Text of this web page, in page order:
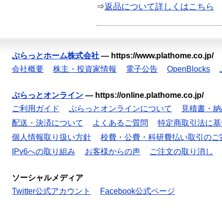
⇒返品について詳しくはこちら
ぷらっとホーム株式会社 — https://www.plathome.co.jp/
会社概要
株主・投資家情報 電子公告 OpenBlocks
ぷらっとオンライン — https://online.plathome.co.jp/
ご利用ガイド
ぷらっとオンラインについて
見積書・
配送・決済について
よくあるご質問
特定商取引法に
個人情報取り扱い方針
校費・公費・科研費払い取引のご
IPv6への取り組み
お客様からの声 ご注文の取り消し
ソーシャルメディア
Twitter公式アカウント
Facebook公式ページ